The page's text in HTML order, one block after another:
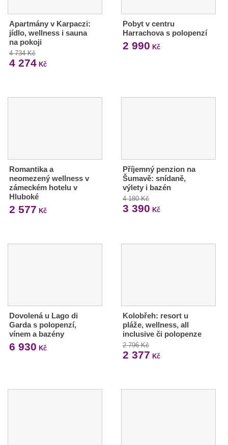
Apartmány v Karpaczi:
jídlo, wellness i sauna
na pokoji
4 734 Kč
4 274 Kč
Pobyt v centru
Harrachova s polopenzí
2 990 Kč
Romantika a
neomezený wellness v
zámeckém hotelu v
Hluboké
2 577 Kč
Příjemný penzion na
Šumavě: snídaně,
výlety i bazén
4 180 Kč
3 390 Kč
Dovolená u Lago di
Garda s polopenzí,
vínem a bazény
6 930 Kč
Kolobřeh: resort u
pláže, wellness, all
inclusive či polopenze
2 796 Kč
2 377 Kč